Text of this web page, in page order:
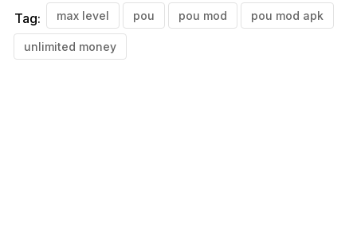
Tag: max level pou pou mod pou mod apk
unlimited money